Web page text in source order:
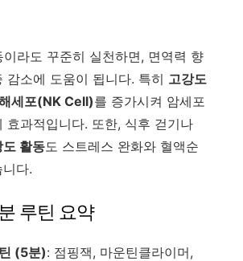
이라도 꾸준히 실천하면, 면역력 향
감소에 도움이 됩니다. 특히 고강도
세포(NK Cell)를 증가시켜 암세포
효과적입니다. 또한, 식후 걷기나
도 활동도 스트레스 완화와 혈액순
다.
루틴 요약
(5분): 점핑잭, 마운틴클라이머,